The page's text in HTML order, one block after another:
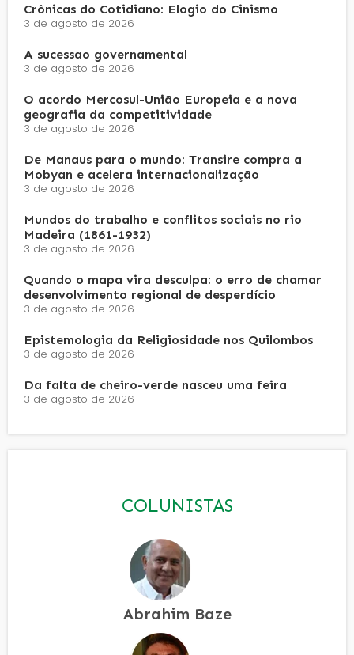
Crônicas do Cotidiano: Elogio do Cinismo
3 de agosto de 2026
A sucessão governamental
3 de agosto de 2026
O acordo Mercosul-União Europeia e a nova
geografia da competitividade
3 de agosto de 2026
De Manaus para o mundo: Transire compra a
Mobyan e acelera internacionalização
3 de agosto de 2026
Mundos do trabalho e conflitos sociais no rio
Madeira (1861-1932)
3 de agosto de 2026
Quando o mapa vira desculpa: o erro de chamar
desenvolvimento regional de desperdício
3 de agosto de 2026
Epistemologia da Religiosidade nos Quilombos
3 de agosto de 2026
Da falta de cheiro-verde nasceu uma feira
3 de agosto de 2026
COLUNISTAS
Abrahim Baze